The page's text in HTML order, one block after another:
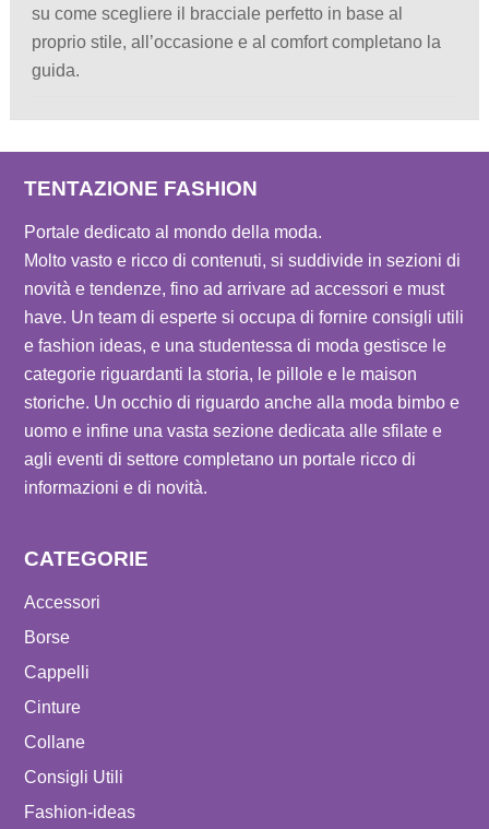
su come scegliere il bracciale perfetto in base al
proprio stile, all’occasione e al comfort completano la
guida.
TENTAZIONE FASHION
Portale dedicato al mondo della moda.
Molto vasto e ricco di contenuti, si suddivide in sezioni di
novità e tendenze, fino ad arrivare ad accessori e must
have. Un team di esperte si occupa di fornire consigli utili
e fashion ideas, e una studentessa di moda gestisce le
categorie riguardanti la storia, le pillole e le maison
storiche. Un occhio di riguardo anche alla moda bimbo e
uomo e infine una vasta sezione dedicata alle sfilate e
agli eventi di settore completano un portale ricco di
informazioni e di novità.
CATEGORIE
Accessori
Borse
Cappelli
Cinture
Collane
Consigli Utili
Fashion-ideas